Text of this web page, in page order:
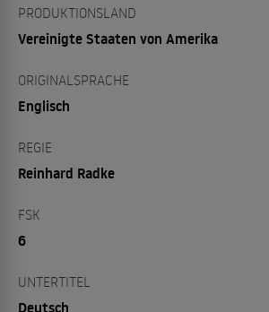
PRODUKTIONSLAND
Vereinigte Staaten von Amerika
ORIGINALSPRACHE
Englisch
REGIE
Reinhard Radke
FSK
6
UNTERTITEL
Deutsch